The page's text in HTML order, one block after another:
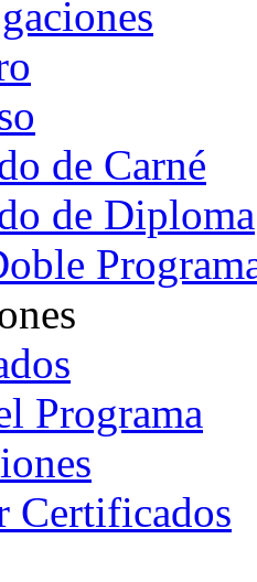
de Carné
de Diploma
Programa
Certificados